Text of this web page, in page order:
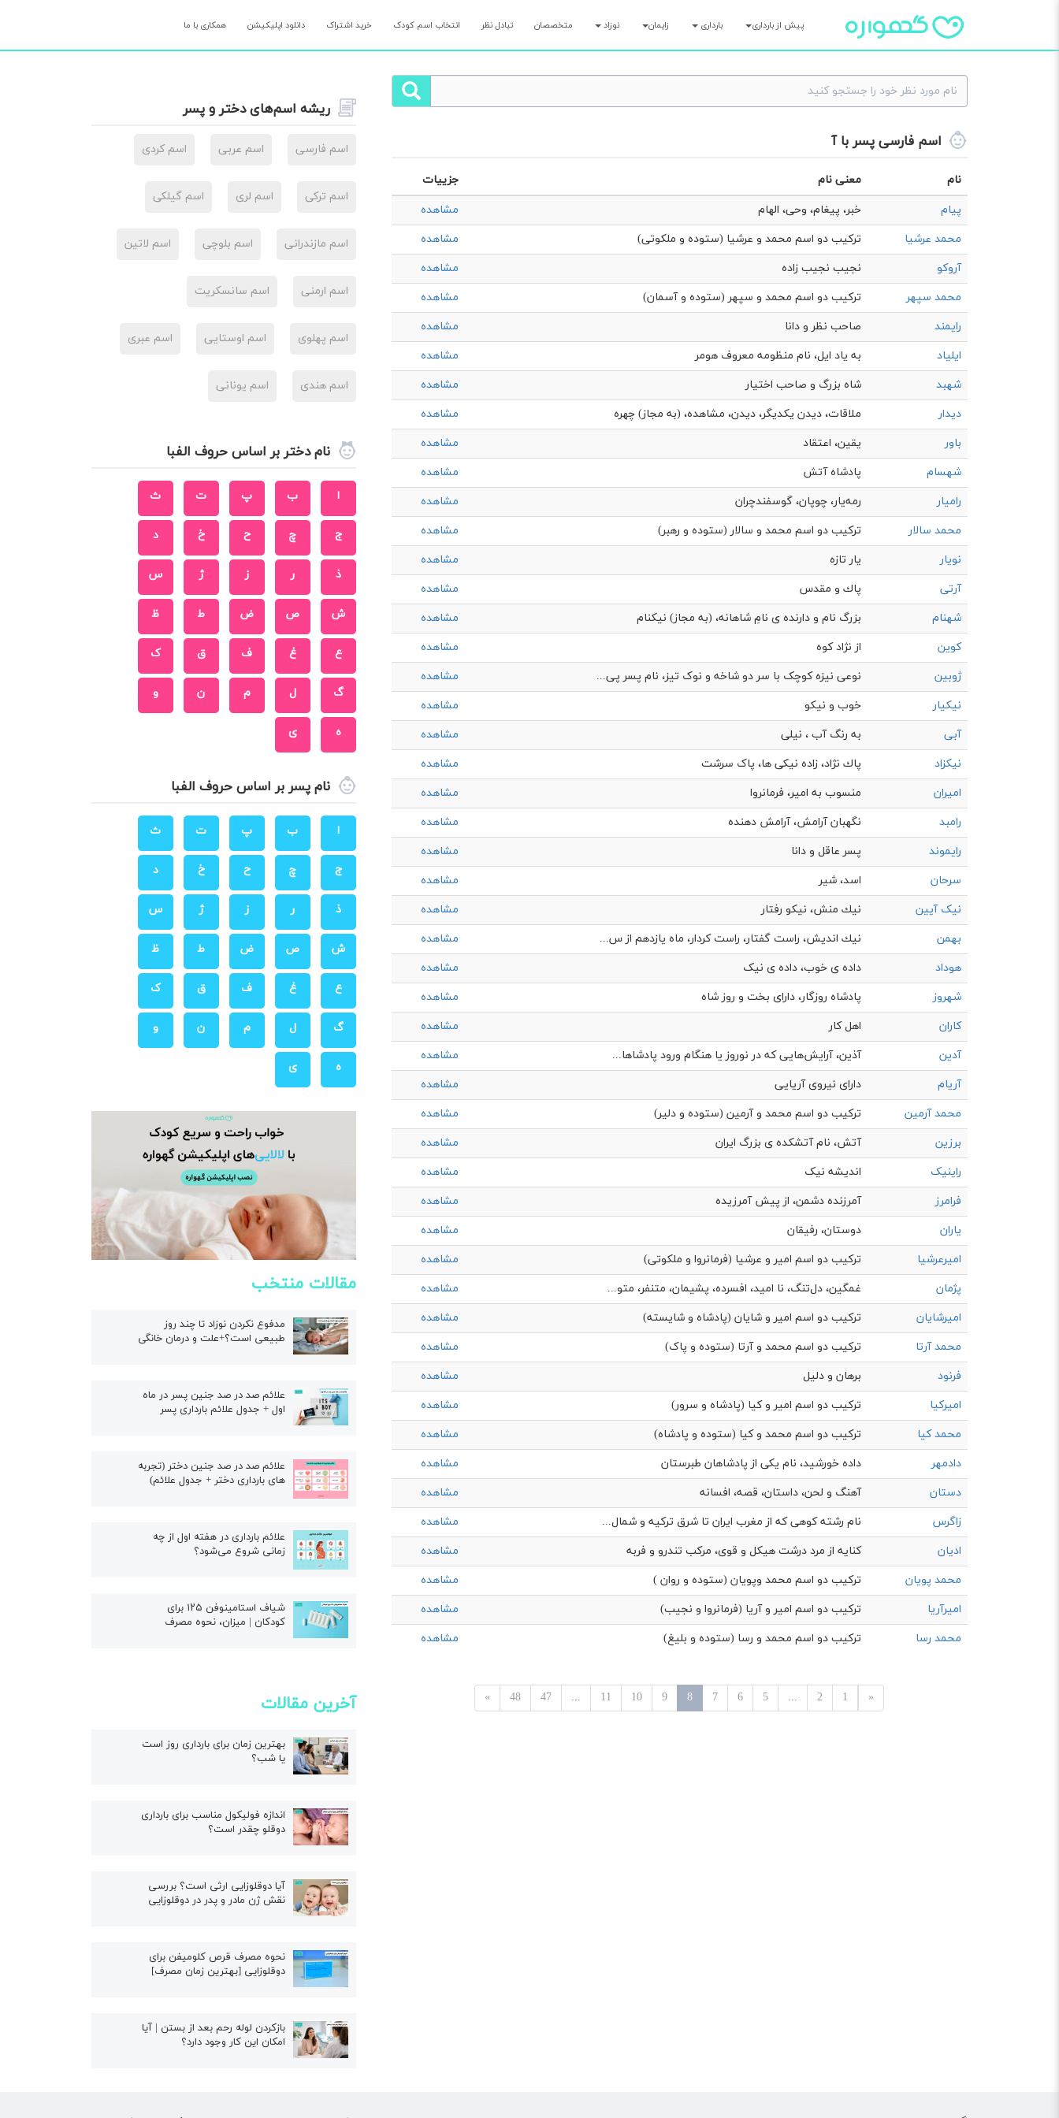
پیش از بارداری بارداری زایمان نوزاد متخصصان تبادل نظر انتخاب اسم کودک خرید اشتراک دانلود اپلیکیشن همکاری با ما
اسم فارسی پسر با آ
نام معنی نام
جزییات
پیام
خبر، پیغام، وحی، الهام
مشاهده
محمد عرشیا
ترکیب دو اسم محمد و عرشیا (ستوده و ملکوتی)
مشاهده
آروکو
نجیب نجیب زاده
مشاهده
محمد سپهر
ترکیب دو اسم محمد و سپهر (ستوده و آسمان)
مشاهده
رایمند
صاحب نظر و دانا
مشاهده
ایلیاد
به یاد ایل، نام منظومه معروف هومر
مشاهده
شهبد
شاه بزرگ و صاحب اختیار
مشاهده
دیدار
ملاقات، ديدن يكديگر، ديدن، مشاهده، (به مجاز) چهره
مشاهده
باور
یقین، اعتقاد
مشاهده
شهسام
پادشاه آتش
مشاهده
رامیار
رمه‌يار، چوپان، گوسفندچران
مشاهده
محمد سالار
ترکیب دو اسم محمد و سالار (ستوده و رهبر)
مشاهده
نویار
یار تازه
مشاهده
آرتی
پاك و مقدس
مشاهده
شهنام
بزرگ نام و دارنده ی نامِ شاهانه، (به مجاز) نيكنام
مشاهده
کوین
از نژاد کوه
مشاهده
ژوبین
نوعی نیزه کوچک با سر دو شاخه و نوک تیز، نام پسر پی...
مشاهده
نیکیار
خوب و نيكو
مشاهده
آبی
به رنگ آب ، نیلی
مشاهده
نیکزاد
پاك نژاد، زاده نیکی ها، پاک سرشت
مشاهده
امیران
منسوب به امیر، فرمانروا
مشاهده
رامبد
نگهبان آرامش، آرامش دهنده
مشاهده
رایموند
پسر عاقل و دانا
مشاهده
سرحان
اسد، شیر
مشاهده
نیک آیین
نيك منش، نيكو رفتار
مشاهده
بهمن
نيك انديش، راست گفتار، راست کردار، ماه يازدهم از س...
مشاهده
هوداد
داده ی خوب، داده ی نیک
مشاهده
شهروز
پادشاه روزگار، دارای بخت و روز شاه
مشاهده
کاران
اهل کار
مشاهده
آدین
آذین، آرایش‌هایی که در نوروز یا هنگام ورود پادشاها...
مشاهده
آریام
دارای نیروی آریایی
مشاهده
محمد آرمین
ترکیب دو اسم محمد و آرمین (ستوده و دلیر)
مشاهده
برزین
آتش، نام آتشکده ی بزرگ ایران
مشاهده
راینیک
اندیشه نیک
مشاهده
فرامرز
آمرزنده دشمن، از پیش آمرزیده
مشاهده
یاران
دوستان، رفیقان
مشاهده
امیرعرشیا
ترکیب دو اسم امیر و عرشیا (فرمانروا و ملکوتی)
مشاهده
پژمان
غمگین، دل‌تنگ، نا امید، افسرده، پشیمان، متنفر، متو...
مشاهده
امیرشایان
ترکیب دو اسم امیر و شایان (پادشاه و شايسته)
مشاهده
محمد آرتا
ترکیب دو اسم محمد و آرتا (ستوده و پاک)
مشاهده
فرنود
برهان و دلیل
مشاهده
امیرکیا
ترکیب دو اسم امیر و کیا (پادشاه و سرور)
مشاهده
محمد کیا
ترکیب دو اسم محمد و کیا (ستوده و پادشاه)
مشاهده
دادمهر
داده خورشید، نام یکی از پادشاهان طبرستان
مشاهده
دستان
آهنگ و لحن، داستان، قصه، افسانه
مشاهده
زاگرس
نام رشته کوهی که از مغرب ایران تا شرق ترکیه و شمال...
مشاهده
ادیان
کنایه از مرد درشت هیکل و قوی، مرکب تندرو و فربه
مشاهده
محمد پویان
ترکیب دو اسم محمد وپویان (ستوده و روان )
مشاهده
امیرآریا
ترکیب دو اسم امیر و آریا (فرمانروا و نجیب)
مشاهده
محمد رسا
ترکیب دو اسم محمد و رسا (ستوده و بلیغ) مشاهده
«
1
2
...
5
6
7
8
9
10
11
...
47
48
»
ریشه اسم‌های دختر و پسر
اسم فارسی اسم عربی اسم کردی
اسم ترکی اسم لری اسم گیلکی
اسم مازندرانی اسم بلوچی اسم لاتین
اسم ارمنی اسم سانسکریت
اسم پهلوی اسم اوستایی اسم عبری
اسم هندی اسم یونانی
نام دختر بر اساس حروف الفبا
ا ب پ ت ث
ج چ ح خ د
ذ ر ز ژ س
ش ص ض ط ظ
ع غ ف ق ک
گ ل م ن و
ه ی
نام پسر بر اساس حروف الفبا
ا ب پ ت ث
ج چ ح خ د
ذ ر ز ژ س
ش ص ض ط ظ
ع غ ف ق ک
گ ل م ن و
ه ی
مقالات منتخب
مدفوع نکردن نوزاد تا چند روز
طبیعی است؟+علت و درمان خانگی
علائم صد در صد جنین پسر در ماه
اول + جدول علائم بارداری پسر
علائم صد در صد جنین دختر (تجربه
های بارداری دختر + جدول علائم)
علائم بارداری در هفته اول از چه
زمانی شروع می‌شود؟
شیاف استامینوفن ۱۲۵ برای
کودکان | میزان، نحوه مصرف
آخرین مقالات
بهترین زمان برای بارداری روز است
یا شب؟
اندازه فولیکول مناسب برای بارداری
دوقلو چقدر است؟
آیا دوقلوزایی ارثی است؟ بررسی
نقش ژن مادر و پدر در دوقلوزایی
نحوه مصرف قرص کلومیفن برای
دوقلوزایی [بهترین زمان مصرف]
بازکردن لوله رحم بعد از بستن | آیا
امکان این کار وجود دارد؟